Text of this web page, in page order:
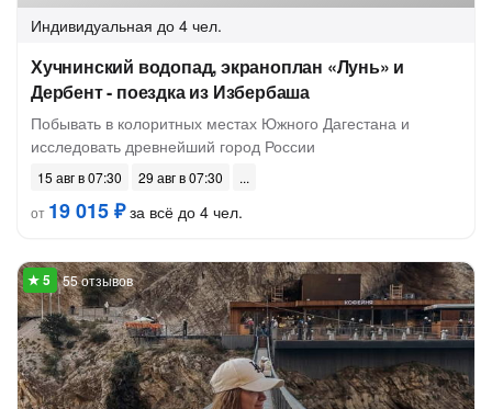
Индивидуальная до 4 чел.
Хучнинский водопад, экраноплан «Лунь» и
Дербент - поездка из Избербаша
Побывать в колоритных местах Южного Дагестана и
исследовать древнейший город России
15 авг в 07:30
29 авг в 07:30
от 19 015 ₽за всё до 4 чел.
55 отзывов